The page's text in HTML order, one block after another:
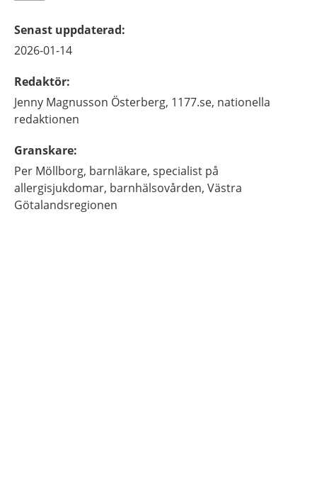
Senast uppdaterad:
2026-01-14
Redaktör:
Jenny Magnusson Österberg, 1177.se, nationella
redaktionen
Granskare:
Per Möllborg, barnläkare, specialist på
allergisjukdomar, barnhälsovården, Västra
Götalandsregionen